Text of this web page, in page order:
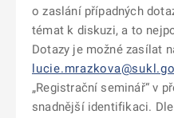
o zaslání případných
témat k diskuzi, a to
Dotazy je možné zasílat
„Registrační seminář“ v
snadnější identifikaci.